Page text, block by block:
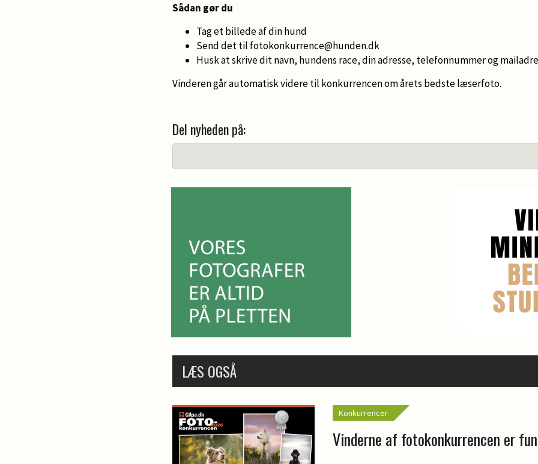
Sådan gør du
Tag et billede af din hund
Send det til fotokonkurrence@hunden.dk
Husk at skrive dit navn, hundens race, din adresse, telefonnummer og
Vinderen går automatisk videre til konkurrencen om årets bedste læserfoto.
Del nyheden på:
LÆS OGSÅ
Konkurrencer
Vinderne af fotokonkurrencen er